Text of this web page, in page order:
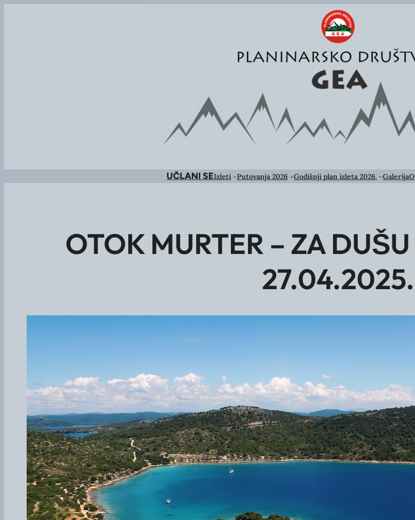
UČLANI SEIzleti Putovanja 2026 Godišnji plan izleta 2026. Galerija
OTOK MURTER – ZA
27.04.2025.